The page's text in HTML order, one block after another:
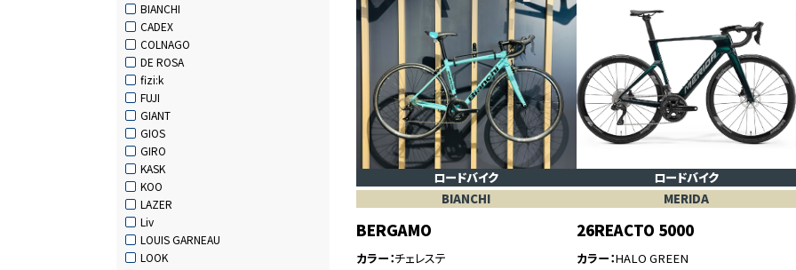
BIANCHI
CADEX
COLNAGO
DE ROSA
fizi:k
FUJI
GIANT
GIOS
GIRO
KASK
KOO
LAZER
Liv
LOUIS GARNEAU
LOOK
ロードバイク
BIANCHI
BERGAMO
カラー チェレステ
ロードバイク
MERIDA
26REACTO 5000
カラー HALO GREEN